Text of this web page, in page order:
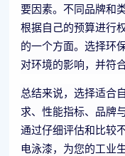
要因素。不同品牌和
根据自己的预算进行
的一个方面。选择环
对环境的影响，并符
总结来说，选择适合
求、性能指标、品牌
通过仔细评估和比较
电泳漆，为您的工业